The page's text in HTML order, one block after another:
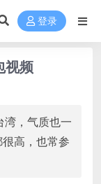
登录
视频
湾，气质也一
高，也常参